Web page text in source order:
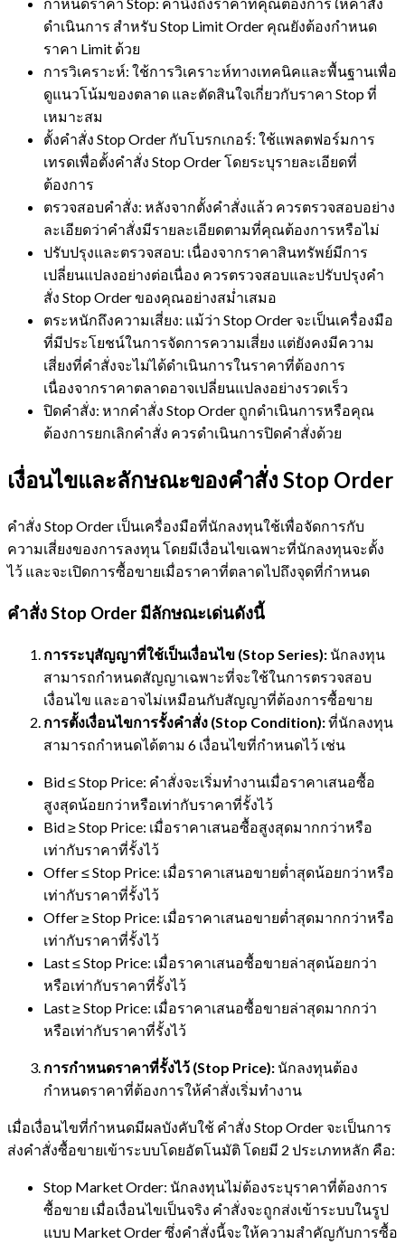
ดำเนินการ สำหรับ Stop Limit Order คุณยังต้องกำหนด
ราคา Limit ด้วย
การวิเคราะห์: ใช้การวิเคราะห์ทางเทคนิคและพื้นฐานเพื่อ
ดูแนวโน้มของตลาด และตัดสินใจเกี่ยวกับราคา Stop ที่
เหมาะสม
ตั้งคำสั่ง Stop Order กับโบรกเกอร์: ใช้แพลตฟอร์มการ
เทรดเพื่อตั้งคำสั่ง Stop Order โดยระบุรายละเอียดที่
ต้องการ
ตรวจสอบคำสั่ง: หลังจากตั้งคำสั่งแล้ว ควรตรวจสอบอย่าง
ละเอียดว่าคำสั่งมีรายละเอียดตามที่คุณต้องการหรือไม่
ปรับปรุงและตรวจสอบ: เนื่องจากราคาสินทรัพย์มีการ
เปลี่ยนแปลงอย่างต่อเนื่อง ควรตรวจสอบและปรับปรุงคำ
สั่ง Stop Order ของคุณอย่างสม่ำเสมอ
ตระหนักถึงความเสี่ยง: แม้ว่า Stop Order จะเป็นเครื่องมือ
ที่มีประโยชน์ในการจัดการความเสี่ยง แต่ยังคงมีความ
เสี่ยงที่คำสั่งจะไม่ได้ดำเนินการในราคาที่ต้องการ
เนื่องจากราคาตลาดอาจเปลี่ยนแปลงอย่างรวดเร็ว
ปิดคำสั่ง: หากคำสั่ง Stop Order ถูกดำเนินการหรือคุณ
ต้องการยกเลิกคำสั่ง ควรดำเนินการปิดคำสั่งด้วย
เงื่อนไขและลักษณะของคำสั่ง Stop Order
คำสั่ง Stop Order เป็นเครื่องมือที่นักลงทุนใช้เพื่อจัดการกับ
ความเสี่ยงของการลงทุน โดยมีเงื่อนไขเฉพาะที่นักลงทุนจะตั้ง
ไว้ และจะเปิดการซื้อขายเมื่อราคาที่ตลาดไปถึงจุดที่กำหนด
คำสั่ง Stop Order มีลักษณะเด่นดังนี้
การระบุสัญญาที่ใช้เป็นเงื่อนไข (Stop Series): นักลงทุน
สามารถกำหนดสัญญาเฉพาะที่จะใช้ในการตรวจสอบ
เงื่อนไข และอาจไม่เหมือนกับสัญญาที่ต้องการซื้อขาย
การตั้งเงื่อนไขการรั้งคำสั่ง (Stop Condition):ที่นักลงทุน
สามารถกำหนดได้ตาม 6 เงื่อนไขที่กำหนดไว้ เช่น
Bid ≤ Stop Price: คำสั่งจะเริ่มทำงานเมื่อราคาเสนอซื้อ
สูงสุดน้อยกว่าหรือเท่ากับราคาที่รั้งไว้
Bid ≥ Stop Price: เมื่อราคาเสนอซื้อสูงสุดมากกว่าหรือ
เท่ากับราคาที่รั้งไว้
Offer ≤ Stop Price: เมื่อราคาเสนอขายต่ำสุดน้อยกว่าหรือ
เท่ากับราคาที่รั้งไว้
Offer ≥ Stop Price: เมื่อราคาเสนอขายต่ำสุดมากกว่าหรือ
เท่ากับราคาที่รั้งไว้
Last ≤ Stop Price: เมื่อราคาเสนอซื้อขายล่าสุดน้อยกว่า
หรือเท่ากับราคาที่รั้งไว้
Last ≥ Stop Price: เมื่อราคาเสนอซื้อขายล่าสุดมากกว่า
หรือเท่ากับราคาที่รั้งไว้
การกำหนดราคาที่รั้งไว้ (Stop Price): นักลงทุนต้อง
กำหนดราคาที่ต้องการให้คำสั่งเริ่มทำงาน
เมื่อเงื่อนไขที่กำหนดมีผลบังคับใช้ คำสั่ง Stop Order จะเป็นการ
ส่งคำสั่งซื้อขายเข้าระบบโดยอัตโนมัติ โดยมี 2 ประเภทหลัก คือ:
Stop Market Order: นักลงทุนไม่ต้องระบุราคาที่ต้องการ
ซื้อขาย เมื่อเงื่อนไขเป็นจริง คำสั่งจะถูกส่งเข้าระบบในรูป
แบบ Market Order ซึ่งคำสั่งนี้จะให้ความสำคัญกับการซื้อ